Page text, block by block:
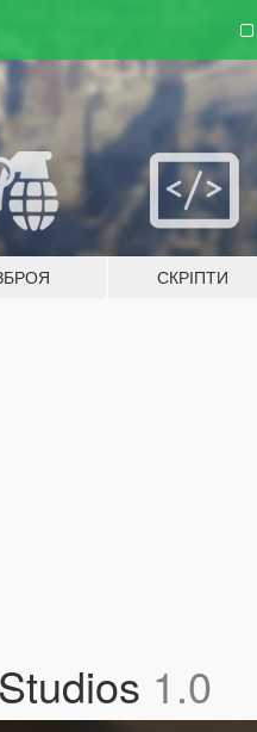
СКРІПТИ
1.0